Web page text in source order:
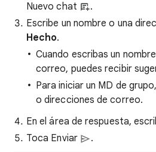
Nuevo chat
.
Escribe un nombre o una
Hecho.
Cuando escribas un
correo, puedes recibir
Para iniciar un MD de
o direcciones de correo.
En el área de respuesta,
Toca Enviar
.